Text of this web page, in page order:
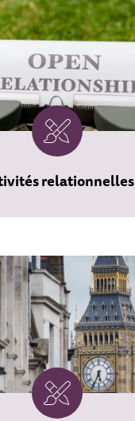
relationnelles